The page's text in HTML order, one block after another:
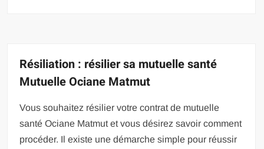
Résiliation : résilier sa mutuelle santé
Mutuelle Ociane Matmut
Vous souhaitez résilier votre contrat de mutuelle
santé Ociane Matmut et vous désirez savoir comment
procéder. Il existe une démarche simple pour réussir